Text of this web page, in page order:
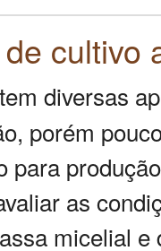
cultivo
tem diversas
porém
para
as
micelial